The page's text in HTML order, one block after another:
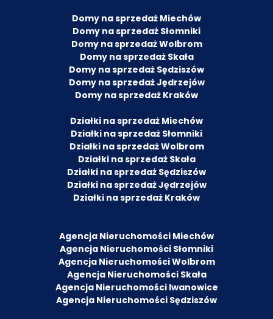
Domy na sprzedaż Miechów
Domy na sprzedaż Słomniki
Domy na sprzedaż Wolbrom
Domy na sprzedaż Skała
Domy na sprzedaż Sędziszów
Domy na sprzedaż Jędrzejów
Domy na sprzedaż Kraków
Działki na sprzedaż Miechów
Działki na sprzedaż Słomniki
Działki na sprzedaż Wolbrom
Działki na sprzedaż Skała
Działki na sprzedaż Sędziszów
Działki na sprzedaż Jędrzejów
Działki na sprzedaż Kraków
Agencja Nieruchomości Miechów
Agencja Nieruchomości Słomniki
Agencja Nieruchomości Wolbrom
Agencja Nieruchomości Skała
Agencja Nieruchomości Iwanowice
Agencja Nieruchomości Sędziszów